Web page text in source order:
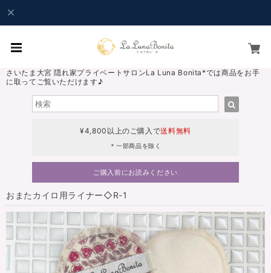
さいたま大宮 隠れ家プライベートサロンLa Luna Bonita*では商品をお手
に取ってご覧いただけます♪
¥4,800以上のご購入で送料無料
＊一部商品を除く
ご購入前にお読みください
おまたカイロ用ライナー◇R-1